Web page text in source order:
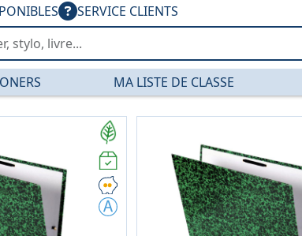
SERVICE CLIENTS
MA LISTE DE CLASSE